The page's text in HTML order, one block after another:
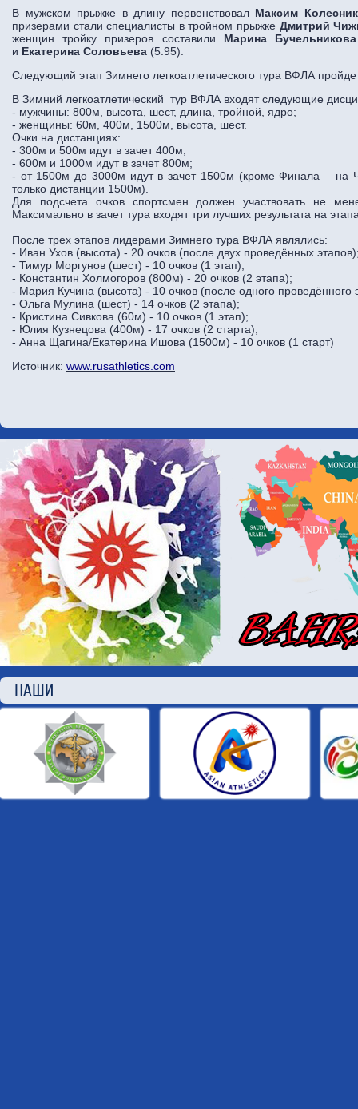
В мужском прыжке в длину первенствовал Максим
призерами стали специалисты в тройном прыжке Дмитрий
женщин тройку призеров составили Марина Бучельникова
и Екатерина Соловьева (5.95).
Следующий этап Зимнего легкоатлетического тура ВФЛА
В Зимний легкоатлетический тур ВФЛА входят следующие
- мужчины: 800м, высота, шест, длина, тройной, ядро;
- женщины: 60м, 400м, 1500м, высота, шест.
Очки на дистанциях:
- 300м и 500м идут в зачет 400м;
- 600м и 1000м идут в зачет 800м;
- от 1500м до 3000м идут в зачет 1500м (кроме Финала – на
только дистанции 1500м).
Для подсчета очков спортсмен должен участвовать не
Максимально в зачет тура входят три лучших результата на
После трех этапов лидерами Зимнего тура ВФЛА являлись:
- Иван Ухов (высота) - 20 очков (после двух проведённых
- Тимур Моргунов (шест) - 10 очков (1 этап);
- Константин Холмогоров (800м) - 20 очков (2 этапа);
- Мария Кучина (высота) - 10 очков (после одного проведённого
- Ольга Мулина (шест) - 14 очков (2 этапа);
- Кристина Сивкова (60м) - 10 очков (1 этап);
- Юлия Кузнецова (400м) - 17 очков (2 старта);
- Анна Щагина/Екатерина Ишова (1500м) - 10 очков (1 старт)
Источник: www.rusathletics.com
НАШИ